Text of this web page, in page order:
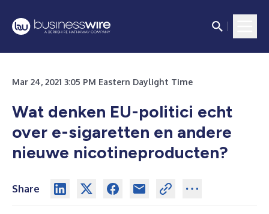
Mar 24, 2021 3:05 PM Eastern Daylight Time
Wat denken EU-politici echt
over e-sigaretten en andere
nieuwe nicotineproducten?
Share